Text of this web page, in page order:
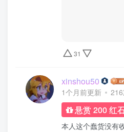
31
xinshou50
1个月前更新
悬赏 200 红
本人这个蠢货没有